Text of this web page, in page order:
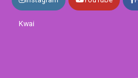
Kwai